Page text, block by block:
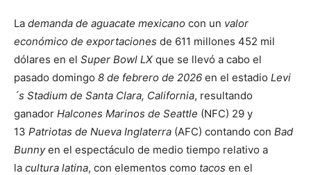
La demanda de aguacate mexicano con un valor
económico de exportaciones de 611 millones 452 mil
dólares en el Super Bowl LX que se llevó a cabo el
pasado domingo 8 de febrero de 2026 en el estadio Levi
´s Stadium de Santa Clara, California, resultando
ganador Halcones Marinos de Seattle (NFC) 29 y
13 Patriotas de Nueva Inglaterra (AFC) contando con Bad
Bunnyen el espectáculo de medio tiempo relativo a
la cultura latina, con elementos como tacos en el